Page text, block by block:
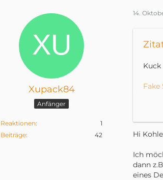
Xupack84
Anfänger
Reaktionen
1
Beiträge
42
14.
Fake
Was
So
Hi
Ich
dann
eines